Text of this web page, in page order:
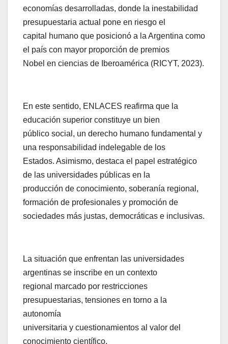
economías desarrolladas, donde la inestabilidad
presupuestaria actual pone en riesgo el
capital humano que posicionó a la Argentina como
el país con mayor proporción de premios
Nobel en ciencias de Iberoamérica (RICYT, 2023).
En este sentido, ENLACES reafirma que la
educación superior constituye un bien
público social, un derecho humano fundamental y
una responsabilidad indelegable de los
Estados. Asimismo, destaca el papel estratégico
de las universidades públicas en la
producción de conocimiento, soberanía regional,
formación de profesionales y promoción de
sociedades más justas, democráticas e inclusivas.
La situación que enfrentan las universidades
argentinas se inscribe en un contexto
regional marcado por restricciones
presupuestarias, tensiones en torno a la
autonomía
universitaria y cuestionamientos al valor del
conocimiento científico.